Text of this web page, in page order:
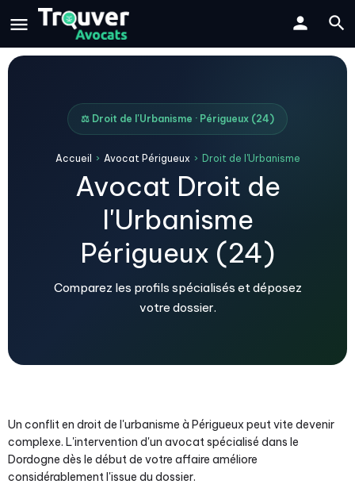
⚖️ Droit de l'Urbanisme · Périgueux (24)
Accueil › Avocat Périgueux › Droit de l'Urbanisme
Avocat Droit de
l'Urbanisme
Périgueux (24)
Comparez les profils spécialisés et déposez
votre dossier.
Un conflit en droit de l'urbanisme à Périgueux peut vite devenir
complexe. L'intervention d'un avocat spécialisé dans le
Dordogne dès le début de votre affaire améliore
considérablement l'issue du dossier.